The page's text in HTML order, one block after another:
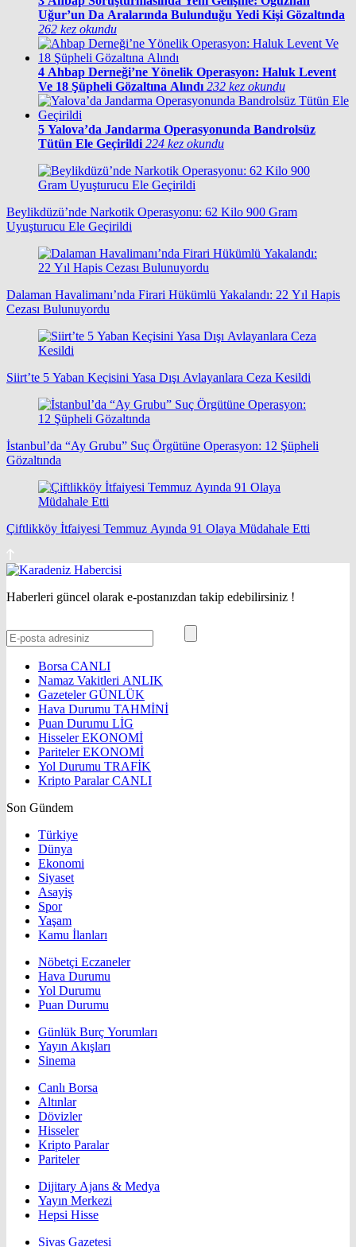
Uğur’un Da Aralarında Bulunduğu Yedi Kişi Gözaltında
262 kez okundu
4 Ahbap Derneği’ne Yönelik Operasyon: Haluk Levent
Ve 18 Şüpheli Gözaltına Alındı 232 kez okundu
5 Yalova’da Jandarma Operasyonunda Bandrolsüz
Tütün Ele Geçirildi 224 kez okundu
Beylikdüzü’nde Narkotik Operasyonu: 62 Kilo 900 Gram
Uyuşturucu Ele Geçirildi
Dalaman Havalimanı’nda Firari Hükümlü Yakalandı: 22 Yıl Hapis
Cezası Bulunuyordu
Siirt’te 5 Yaban Keçisini Yasa Dışı Avlayanlara Ceza Kesildi
İstanbul’da “Ay Grubu” Suç Örgütüne Operasyon: 12 Şüpheli
Gözaltında
Çiftlikköy İtfaiyesi Temmuz Ayında 91 Olaya Müdahale Etti
Haberleri güncel olarak e-postanızdan takip edebilirsiniz !
Borsa CANLI
Namaz Vakitleri ANLIK
GazetelerGÜNLÜK
Hava Durumu TAHMİNİ
Puan Durumu LİG
HisselerEKONOMİ
ParitelerEKONOMİ
Yol Durumu TRAFİK
Kripto ParalarCANLI
Son Gündem
Türkiye
Dünya
Ekonomi
Siyaset
Asayiş
Spor
Yaşam
Kamu İlanları
Nöbetçi Eczaneler
Hava Durumu
Yol Durumu
Puan Durumu
Günlük Burç Yorumları
Yayın Akışları
Sinema
Canlı Borsa
Altınlar
Dövizler
Hisseler
Kripto Paralar
Pariteler
Dijitary Ajans & Medya
Yayın Merkezi
Hepsi Hisse
Sivas Gazetesi